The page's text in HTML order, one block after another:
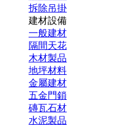
拆除吊掛
建材設備
一般建材
隔間天花
木材製品
地坪材料
金屬建材
五金門鎖
磚瓦石材
水泥製品